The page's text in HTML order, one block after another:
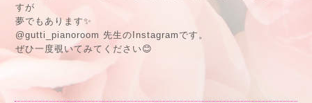
すが
夢でもあります✨
@gutti_pianoroom 先生のInstagramです。
ぜひ一度覗いてみてください😊